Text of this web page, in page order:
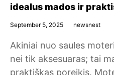
idealus mados ir
September 5, 2025 newsnest
Akiniai nuo saules
nei tik aksesuaras; tai
praktiškas poreikis.